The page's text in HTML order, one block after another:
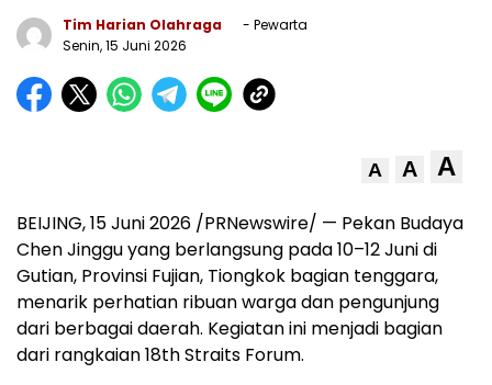
Tim Harian Olahraga
- Pewarta
Senin, 15 Juni 2026
A A A
BEIJING, 15 Juni 2026 /PRNewswire/ — Pekan Budaya
Chen Jinggu yang berlangsung pada 10–12 Juni di
Gutian, Provinsi Fujian, Tiongkok bagian tenggara,
menarik perhatian ribuan warga dan pengunjung
dari berbagai daerah. Kegiatan ini menjadi bagian
dari rangkaian 18th Straits Forum.